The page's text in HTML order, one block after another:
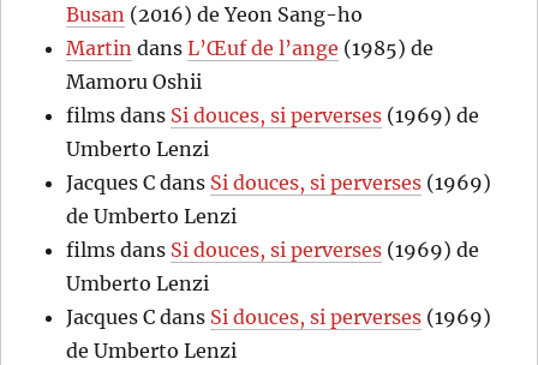
Busan (2016) de Yeon Sang-ho
Martin dansL’Œuf de l’ange (1985) de
Mamoru Oshii
films dans Si douces, si perverses (1969) de
Umberto Lenzi
Jacques C dans Si douces, si perverses (1969)
de Umberto Lenzi
films dans Si douces, si perverses (1969) de
Umberto Lenzi
Jacques C dans Si douces, si perverses (1969)
de Umberto Lenzi